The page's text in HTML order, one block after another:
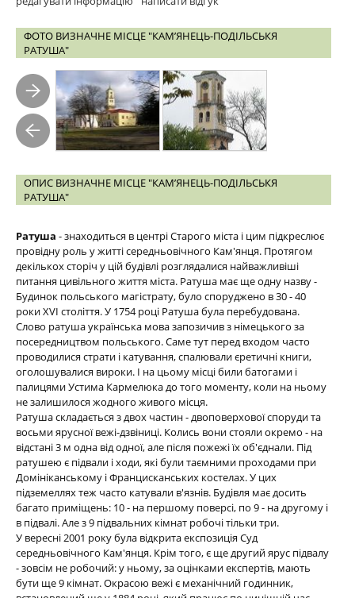
ФОТО ВИЗНАЧНЕ МІСЦЕ "КАМ’ЯНЕЦЬ-ПОДІЛЬСЬКЯ
РАТУША"
ОПИС ВИЗНАЧНЕ МІСЦЕ "КАМ’ЯНЕЦЬ-ПОДІЛЬСЬКЯ
РАТУША"
Ратуша - знаходиться в центрі Старого міста і цим підкреслює
провідну роль у житті середньовічного Кам'янця. Протягом
декількох сторіч у цій будівлі розглядалися найважливіші
питання цивільного життя міста. Ратуша має ще одну назву -
Будинок польського магістрату, було споруджено в 30 - 40
роки ХVI століття. У 1754 році Ратуша була перебудована.
Слово ратуша українська мова запозичив з німецького за
посередництвом польського. Саме тут перед входом часто
проводилися страти і катування, спалювали єретичні книги,
оголошувалися вироки. І на цьому місці били батогами і
палицями Устима Кармелюка до того моменту, коли на ньому
не залишилося жодного живого місця.
Ратуша складається з двох частин - двоповерхової споруди та
восьми ярусної вежі-дзвіниці. Колись вони стояли окремо - на
відстані 3 м одна від одної, але після пожежі їх об'єднали. Під
ратушею є підвали і ходи, які були таємними проходами при
Домініканському і Францисканських костелах. У цих
підземеллях теж часто катували в'язнів. Будівля має досить
багато приміщень: 10 - на першому поверсі, по 9 - на другому і
в підвалі. Але з 9 підвальних кімнат робочі тільки три.
У вересні 2001 року була відкрита експозиція Суд
середньовічного Кам'янця. Крім того, є ще другий ярус підвалу
- зовсім не робочий: у ньому, за оцінками експертів, мають
бути ще 9 кімнат. Окрасою вежі є механічний годинник,